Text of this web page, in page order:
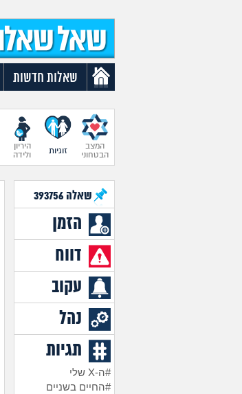
שאלות חדשות
המצב
הבטחוני
זוגיות
היריון
ולידה
שאלה393756
הזמן
דווח
עקוב
נהל
תגיות
#ה-X שלי
#החיים בשניים